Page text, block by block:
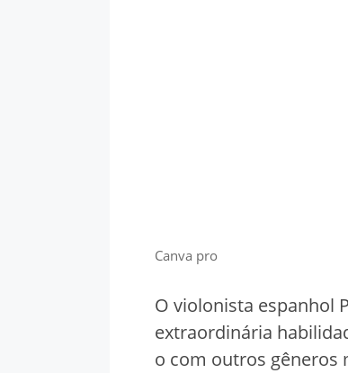
Canva pro
O violonista espanhol
extraordinária
o com outros gêneros